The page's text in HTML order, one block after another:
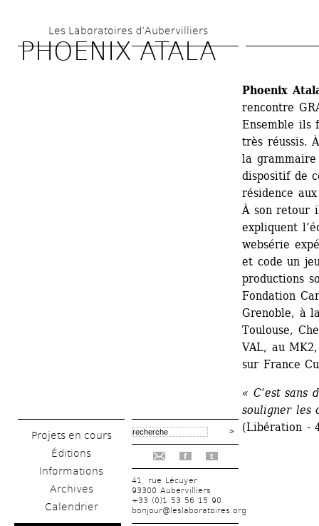
au
contenu
Les Laboratoires d’Aubervilliers
PHOENIX ATALA
Projets en cours
Éditions
Informations
Archives
Calendrier
f t
41, rue Lécuyer
93300 Aubervilliers
+33 (0)1 53 56 15 90
bonjour@leslaboratoires.org
Phoenix
rencontre
Ensemble ils
très réussis.
la grammaire
dispositif de
résidence
À son retour
expliquent
websérie
et code un
productions
Fondation
Grenoble, à
Toulouse,
VAL, au
sur France
« C’est
souligner les
(Libération -